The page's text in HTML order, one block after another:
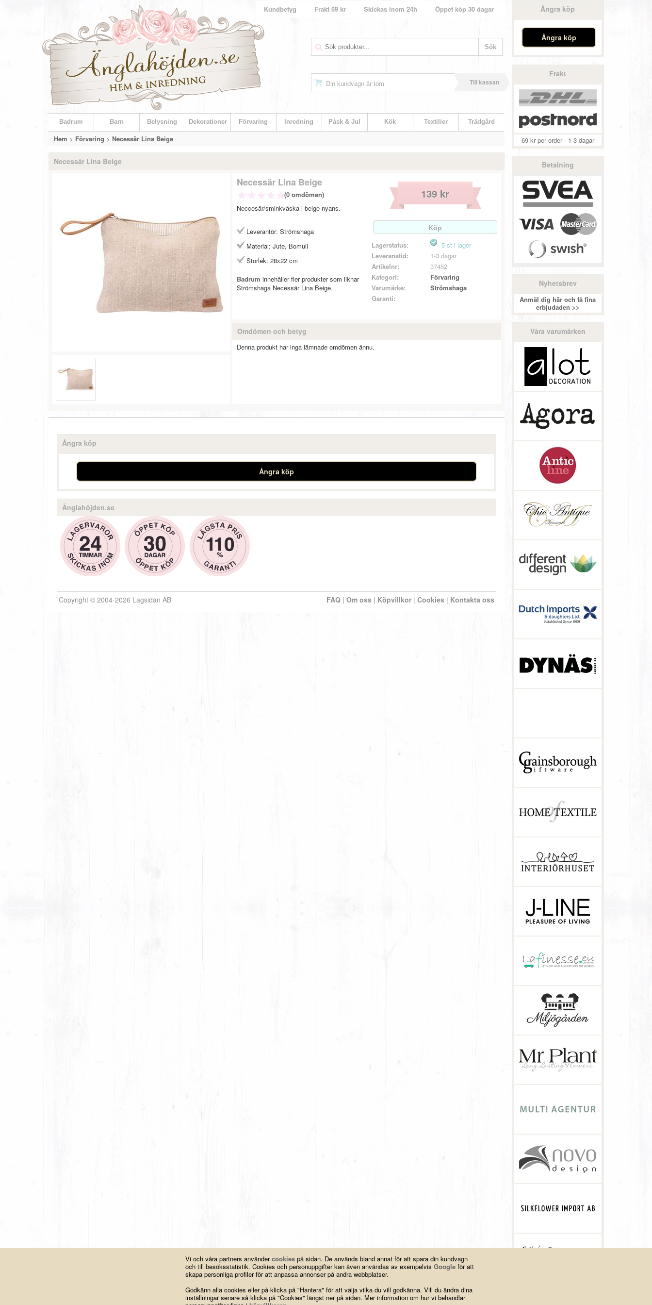
Vi och våra partners användercookies på sidan. De används bland annat för att spara din kundvagn
och till besöksstatistik. Cookies och personuppgifter kan även användas av exempelvis Google för att
skapa personliga profiler för att anpassa annonser på andra webbplatser.
Godkänn alla cookies eller på klicka på "Hantera" för att välja vilka du vill godkänna. Vill du ändra dina
inställningar senare så klicka på "Cookies" längst ner på sidan. Mer information om hur vi behandlar
Kundbetyg Frakt 69 kr Skickas inom 24h Öppet köp 30 dagar
Din kundvagn är tom Till kassan
Badrum Barn Belysning Dekorationer Förvaring Inredning Påsk & Jul Kök Textilier Trädgård
Hem > Förvaring > Necessär Lina Beige
Ångra köp
Ångra köp
Frakt
69 kr per order - 1-3 dagar
Betalning
Nyhetsbrev
Anmäl dig här och få fina
erbjudaden >>
Våra varumärken
Necessär Lina Beige
139 kr
Lagerstatus:
5 st i lager
Leveranstid:
1-3 dagar
Artikelnr:
37452
Kategori:
Förvaring
Varumärke:
Strömshaga
Garanti:
Necessär Lina Beige
(0 omdömen)
Neccesär/sminkväska i beige nyans.
Leverantör: Strömshaga
Material: Jute, Bomull
Storlek: 28x22 cm
Badrum innehåller fler produkter som liknar
Strömshaga Necessär Lina Beige.
Omdömen och betyg
Denna produkt har inga lämnade omdömen ännu.
Ångra köp
Ångra köp
Änglahöjden.se
Copyright © 2004-2026 Lagsidan AB FAQ| Om oss| Köpvillkor| Cookies| Kontakta oss